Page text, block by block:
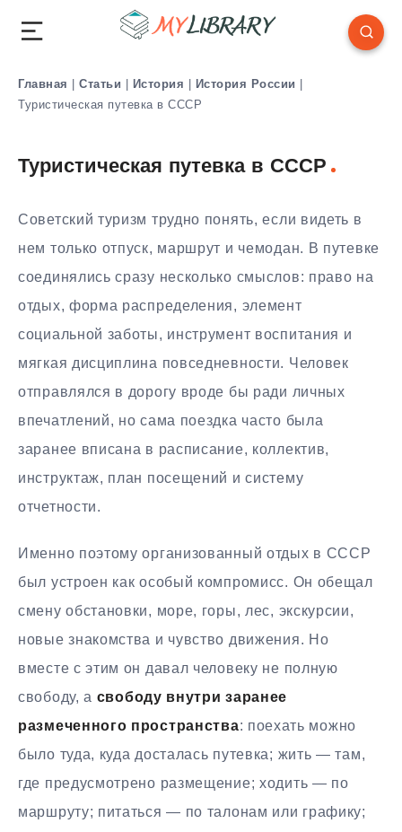
Главная | Статьи | История | История России |
Туристическая путевка в СССР
Туристическая путевка в СССР
Советский туризм трудно понять, если видеть в
нем только отпуск, маршрут и чемодан. В путевке
соединялись сразу несколько смыслов: право на
отдых, форма распределения, элемент
социальной заботы, инструмент воспитания и
мягкая дисциплина повседневности. Человек
отправлялся в дорогу вроде бы ради личных
впечатлений, но сама поездка часто была
заранее вписана в расписание, коллектив,
инструктаж, план посещений и систему
отчетности.
Именно поэтому организованный отдых в СССР
был устроен как особый компромисс. Он обещал
смену обстановки, море, горы, лес, экскурсии,
новые знакомства и чувство движения. Но
вместе с этим он давал человеку не полную
свободу, а свободу внутри заранее
размеченного пространства: поехать можно
было туда, куда досталась путевка; жить — там,
где предусмотрено размещение; ходить — по
маршруту; питаться — по талонам или графику;